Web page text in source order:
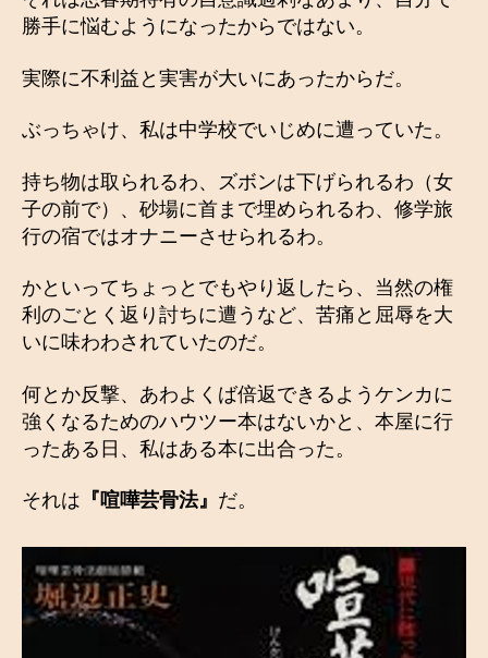
勝手に悩むようになったからではない。
実際に不利益と実害が大いにあったからだ。
ぶっちゃけ、私は中学校でいじめに遭っていた。
持ち物は取られるわ、ズボンは下げられるわ（女
子の前で）、砂場に首まで埋められるわ、修学旅
行の宿ではオナニーさせられるわ。
かといってちょっとでもやり返したら、当然の権
利のごとく返り討ちに遭うなど、苦痛と屈辱を大
いに味わわされていたのだ。
何とか反撃、あわよくば倍返できるようケンカに
強くなるためのハウツー本はないかと、本屋に行
ったある日、私はある本に出合った。
それは 『喧嘩芸骨法』 だ。